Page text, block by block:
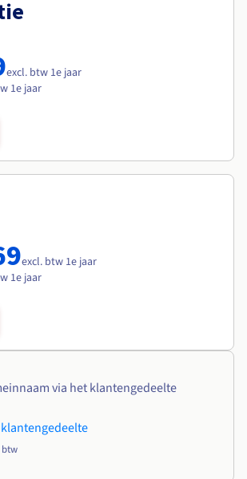
excl. btw 1e jaar
1e jaar
excl. btw 1e jaar
1e jaar
via het klantengedeelte
btw